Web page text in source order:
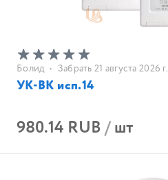
Болид • Забрать 21 августа 2026 г.
УК-ВК исп.14
980.14 RUB/шт